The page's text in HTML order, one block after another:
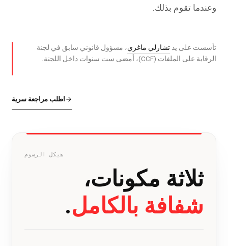
وعندما تقوم بذلك.
تأسست على يد تشارلي ماغري، مسؤول قانوني سابق في لجنة
الرقابة على الملفات (CCF)، أمضى ست سنوات داخل اللجنة.
اطلب مراجعة سرية
هيكل الرسوم
ثلاثة مكونات،
شفافة بالكامل.